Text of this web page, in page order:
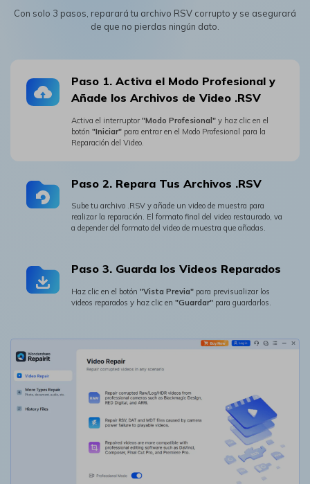
Reparador de Fotos con IA
Arregla fotos dañadas, mejora su nitidez y revive tus
recuerdos más valiosos con el poder de la IA.
Con solo 3 pasos, reparará tu archivo RSV corrupto y se asegurará
de que no pierdas ningún dato.
Paso 1. Activa el Modo Profesional y
Añade los Archivos de Video .RSV󠀲󠀡󠀡󠀠󠀳
Activa el interruptor "Modo Profesional"y haz clic en el
botón "Iniciar"para entrar en el Modo Profesional para la
Reparación del Video.
Paso 2. Repara Tus Archivos .RSV󠀲󠀡󠀡󠀤󠀳
Sube tu archivo .RSV y añade un video de muestra para
realizar la reparación.󠀲󠀡󠀡󠀥󠀳󠀰 El formato final del video restaurado, va
a depender del formato del video de muestra que añadas.
Paso 3. Guarda los Videos Reparados󠀲󠀡󠀡󠀩󠀳
Haz clic en el botón "Vista Previa"para previsualizar los
videos reparados y haz clic en "Guardar"para guardarlos.